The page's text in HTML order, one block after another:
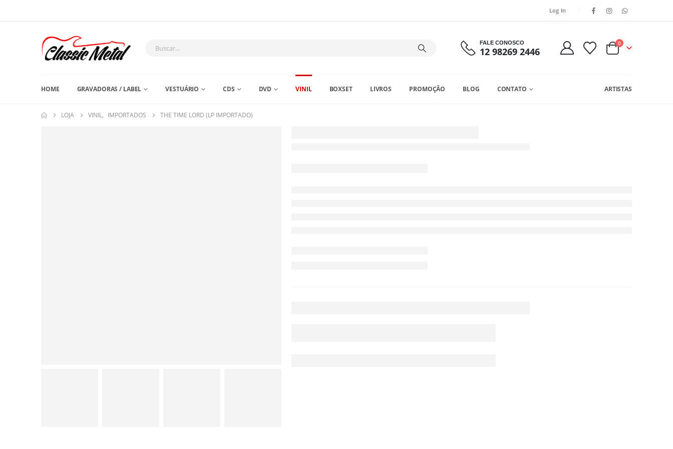
Log In
FALE CONOSCO
12 98269 2446
0
HOME GRAVADORAS / LABEL VESTUÁRIO CDS DVD VINIL BOXSET LIVROS PROMOÇÃO BLOG CONTATO ARTISTAS
LOJA VINIL, IMPORTADOS THE TIME LORD (LP IMPORTADO)